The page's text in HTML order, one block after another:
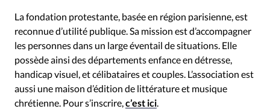
La fondation protestante, basée en région parisienne, est
reconnue d’utilité publique. Sa mission est d’accompagner
les personnes dans un large éventail de situations. Elle
possède ainsi des départements enfance en détresse,
handicap visuel, et célibataires et couples. L’association est
aussi une maison d’édition de littérature et musique
chrétienne. Pour s’inscrire,c’est ici.